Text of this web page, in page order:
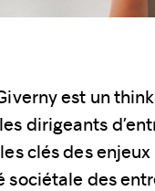
est un
dirigeants
clés des enjeux
sociétale des